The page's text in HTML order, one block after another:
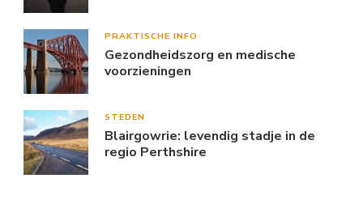
PRAKTISCHE INFO
Gezondheidszorg en medische
voorzieningen
STEDEN
Blairgowrie: levendig stadje in de
regio Perthshire